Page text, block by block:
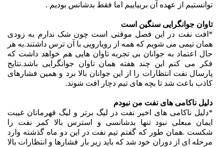
توانستیم از عهده آن بربیاییم اما فقط بدشانس بودیم .
تاوان جوانگرایی سنگین است
*افت نفت در این فصل موقتی است چون شک ندارم به زودی
همان تیمی می شویم که همه از رویارویی با آن ترس داشتند.به هر
حال اعتماد به جوانان بی تجربه تاوان هایی هم خواهد داشت که
فکر می کنم این چند هفته همان تاوان جوانگرایی باشد.نتایج
پارسال نفت انتظارات را از این جوانان بالا برد و همین فشارهای
کاذب باعث شد تا بچه های تیم دچار افت شوند.
دلیل ناکامی های نفت من نبودم
*دلیل ناکامی های اخیر نفت در لیگ برتر و لیگ قهرمانان غیبت
ایمان مبعلی نبود تنها بدشانسی و استرس بالا کمر نفت را
شکست .همان طور که گفتم تیم نفت در این دو ماه گذشته وارد
مرحله ای از دوران خود شد که باید زیر بار فشارها و انتظارات بالا